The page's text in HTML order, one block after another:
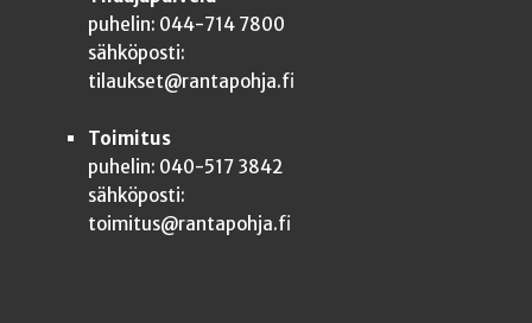
puhelin: 044-714 7800
sähköposti:
tilaukset@rantapohja.fi
Toimitus
puhelin: 040-517 3842
sähköposti:
toimitus@rantapohja.fi